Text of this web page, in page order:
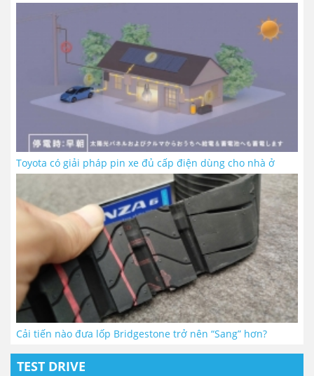
Toyota có giải pháp pin xe đủ cấp điện dùng cho nhà ở
Cải tiến nào đưa lốp Bridgestone trở nên “Sang” hơn?
TEST DRIVE